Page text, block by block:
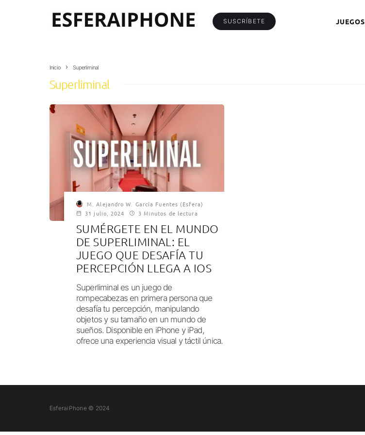
SUSCRÍBETE JUEGOS
Inicio Superliminal
Superliminal
M. Alejandro W. García Fuentes (Esfera)
31 julio, 2024
3 Minutos de lectura
SUMÉRGETE EN EL MUNDO
DE SUPERLIMINAL: EL
JUEGO QUE DESAFÍA TU
PERCEPCIÓN LLEGA A IOS
Superliminal es un juego de
rompecabezas en primera persona que
desafía tu percepción, manipulando
objetos y su tamaño en un mundo de
sueños. Disponible en iPhone y iPad,
ofrece una experiencia visual y táctil única.
EsferaiPhone © 2024